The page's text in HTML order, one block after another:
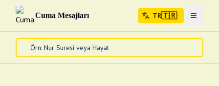
Cuma Mesajları TR🇹🇷 Menuyu
Ana Sayfa